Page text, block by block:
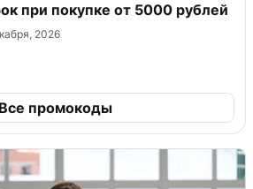
при покупке от 5000 рублей
2026
Все промокоды